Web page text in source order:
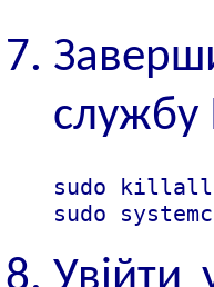
службу
sudo killall
sudo